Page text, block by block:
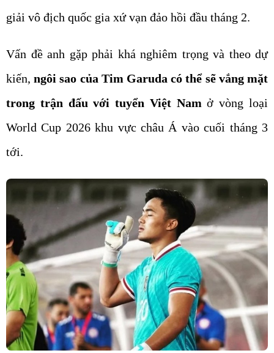
giải vô địch quốc gia xứ vạn đảo hồi đầu tháng 2.
Vấn đề anh gặp phải khá nghiêm trọng và theo dự
kiến,ngôi sao của Tim Garuda có thể sẽ vắng mặt
trong trận đấu với tuyển Việt Nam ở vòng loại
World Cup 2026 khu vực châu Á vào cuối tháng 3
tới.